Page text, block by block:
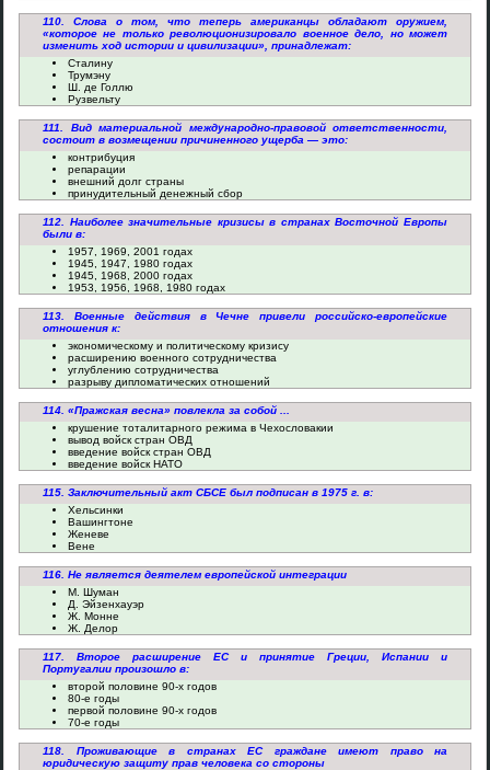
110. Слова о том, что теперь американцы обладают оружием,
«которое не только революционизировало военное дело, но может
изменить ход истории и цивилизации», принадлежат:
Сталину
Трумэну
Ш. де Голлю
Рузвельту
111. Вид материальной международно-правовой ответственности,
состоит в возмещении причиненного ущерба — это:
контрибуция
репарации
внешний долг страны
принудительный денежный сбор
112. Наиболее значительные кризисы в странах Восточной Европы
были в:
1957, 1969, 2001 годах
1945, 1947, 1980 годах
1945, 1968, 2000 годах
1953, 1956, 1968, 1980 годах
113. Военные действия в Чечне привели российско-европейские
отношения к:
экономическому и политическому кризису
расширению военного сотрудничества
углублению сотрудничества
разрыву дипломатических отношений
114. «Пражская весна» повлекла за собой ...
крушение тоталитарного режима в Чехословакии
вывод войск стран ОВД
введение войск стран ОВД
введение войск НАТО
115. Заключительный акт СБСЕ был подписан в 1975 г. в:
Хельсинки
Вашингтоне
Женеве
Вене
116. Не является деятелем европейской интеграции
М. Шуман
Д. Эйзенхауэр
Ж. Монне
Ж. Делор
117. Второе расширение ЕС и принятие Греции, Испании и
Португалии произошло в:
второй половине 90-х годов
80-е годы
первой половине 90-х годов
70-е годы
118. Проживающие в странах ЕС граждане имеют право на
юридическую защиту прав человека со стороны